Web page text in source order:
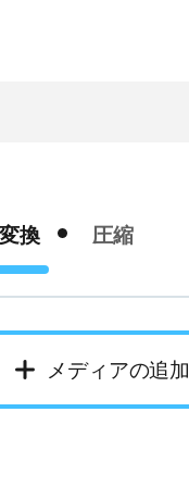
変換 圧縮
メディアの追加